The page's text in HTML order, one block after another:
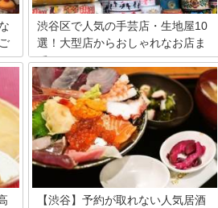
番
は
渋谷区で人気の手芸店・生地屋10
選！大型店からおしゃれなお店ま
で
渋谷で手芸店をお探しですか？手作りヘ
アアクセサリーや雑貨小物のハンドメイ
ドで、おうち時間を充実させましょう。
渋谷西武の中の大型手芸店から生地の安
い個性派店まで勢ぞろい。手作りマスク
だけでなく手作りアクセサリーや手作り
バッグにも挑戦して末は手作り作家！？
ハンドメイドを応援する渋谷の手芸店を
一挙大公開。
【渋谷】予約が取れない人気居酒